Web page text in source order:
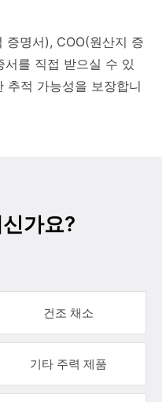
증명서), COO(원산지 증
를 직접 받으실 수 있
추적 가능성을 보장합니
가요?
건조 채소
기타 주력 제품